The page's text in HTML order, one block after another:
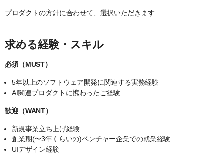
プロダクトの方針に合わせて、選択いただきます
求める経験・スキル
必須（MUST）
5年以上のソフトウェア開発に関連する実務経験
AI関連プロダクトに携わったご経験
歓迎（WANT）
新規事業立ち上げ経験
創業期(〜3年くらいの)ベンチャー企業での就業経験
UIデザイン経験